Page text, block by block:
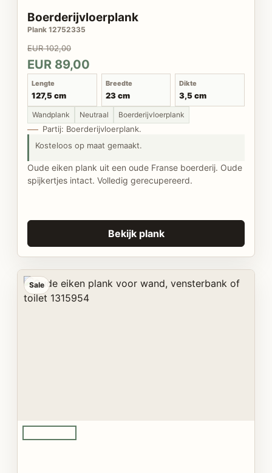
Boerderijvloerplank
Plank 12752335
EUR 102,00
EUR 89,00
Lengte
127,5 cm
Breedte
23 cm
Dikte
3,5 cm
Wandplank Neutraal Boerderijvloerplank
Partij: Boerderijvloerplank.
Kosteloos op maat gemaakt.
Oude eiken plank uit een oude Franse boerderij. Oude
spijkertjes intact. Volledig gerecupereerd.
Bekijk plank
Sale